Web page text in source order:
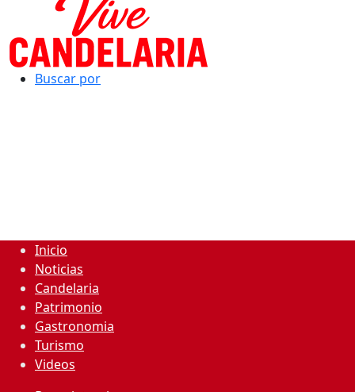
Buscar por
Inicio
Noticias
Candelaria
Patrimonio
Gastronomia
Turismo
Videos